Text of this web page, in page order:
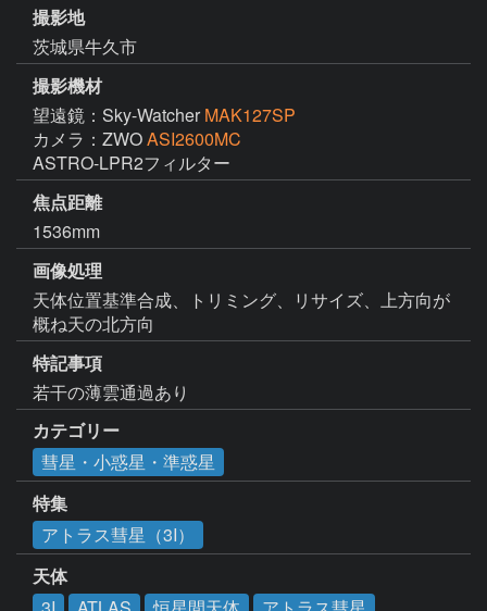
撮影地
茨城県牛久市
撮影機材
望遠鏡：Sky-Watcher MAK127SP
カメラ：ZWOASI2600MC
ASTRO-LPR2フィルター
焦点距離
1536mm
画像処理
天体位置基準合成、トリミング、リサイズ、上方向が
概ね天の北方向
特記事項
若干の薄雲通過あり
カテゴリー
彗星・小惑星・準惑星
特集
アトラス彗星（3I）
天体